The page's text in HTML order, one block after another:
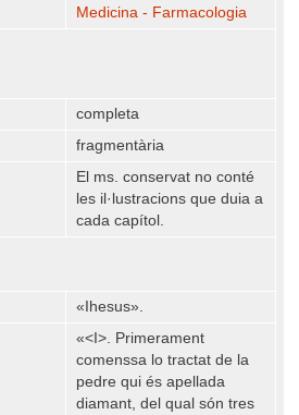
Medicina - Farmacologia
completa
fragmentària
El ms. conservat no conté
les il·lustracions que duia a
cada capítol.
«Ihesus».
«<I>. Primerament
comenssa lo tractat de la
pedre qui és apellada
diamant, del qual són tres